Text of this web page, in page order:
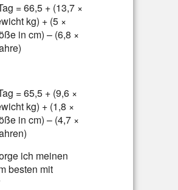
= 66,5 + (13,7 ×
kg) + (5 ×
in cm) – (6,8 ×
= 65,5 + (9,6 ×
kg) + (1,8 ×
in cm) – (4,7 ×
ich meinen
besten mit